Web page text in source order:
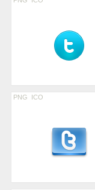
PNG ICO